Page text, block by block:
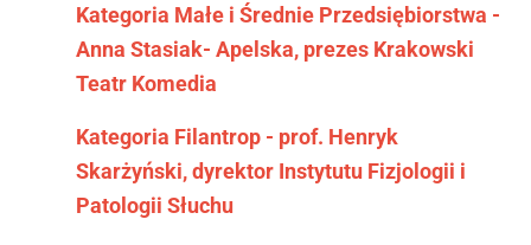
Kategoria Małe i Średnie Przedsiębiorstwa -
Anna Stasiak- Apelska, prezes Krakowski
Teatr Komedia
Kategoria Filantrop - prof. Henryk
Skarżyński, dyrektor Instytutu Fizjologii i
Patologii Słuchu